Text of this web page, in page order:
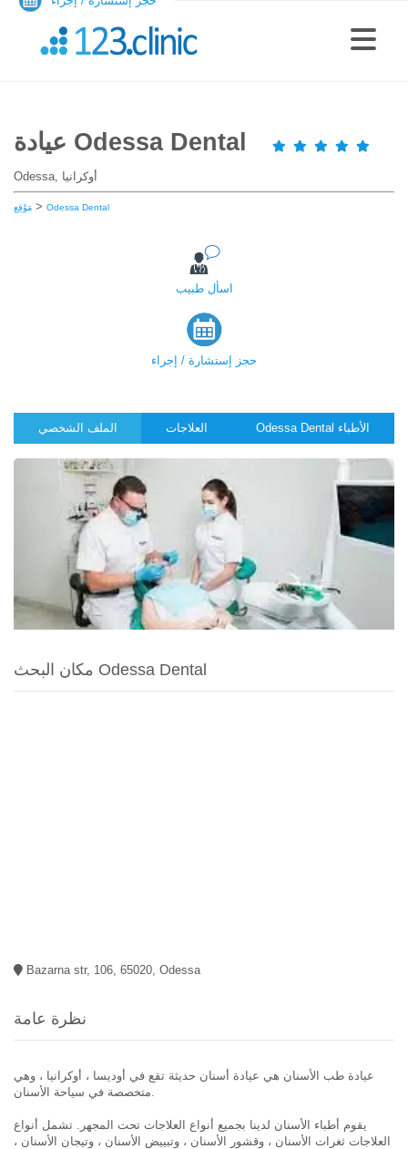
عيادة Odessa Dental
Odessa, أوكرانيا
مَوْقِع > Odessa Dental
اسأل طبيب
حجز إستشارة / إجراء
الملف الشخصي
مكان البحث Odessa Dental
Bazarna str, 106, 65020, Odessa
نظرة عامة
عيادة طب الأسنان هي عيادة أسنان حديثة تقع في أوديسا ، أوكرانيا ، وهي
يقوم أطباء الأسنان لدينا بجميع أنواع العلاجات تحت المجهر. تشمل أنواع
العلاجات ثغرات الأسنان ، وقشور الأسنان ، وتبييض الأسنان ، وتيجان الأسنان ،
العلاجات Odessa Dental الأطباء